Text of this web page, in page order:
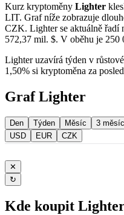
Kurz kryptoměny Lighter
LIT. Graf níže zobrazuje
CZK. Lighter se aktuálně řadí
572,37 mil. $. V oběhu je 250
Lighter uzavírá týden v
1,50% si kryptoměna za
Graf Lighter
Den Týden Měsíc 3
USD
EUR CZK
✕
↻
Kde koupit